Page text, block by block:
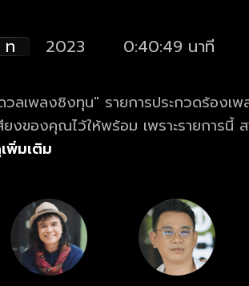
ท 2023 0:40:49 นาที
วลเพลงชิงทุน" รายการประกวดร้องเ
ยงของคุณไว้ให้พร้อม เพราะรายการ
พิ่มเติม